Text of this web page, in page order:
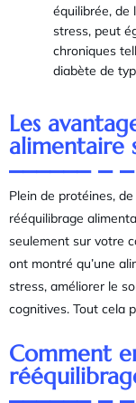
équilibrée, de
stress, peut
chroniques
diabète de
Les
alimentaire
Plein de protéines,
rééquilibrage
seulement sur votre
ont montré qu’une
stress, améliorer le
cognitives. Tout cela
Comment